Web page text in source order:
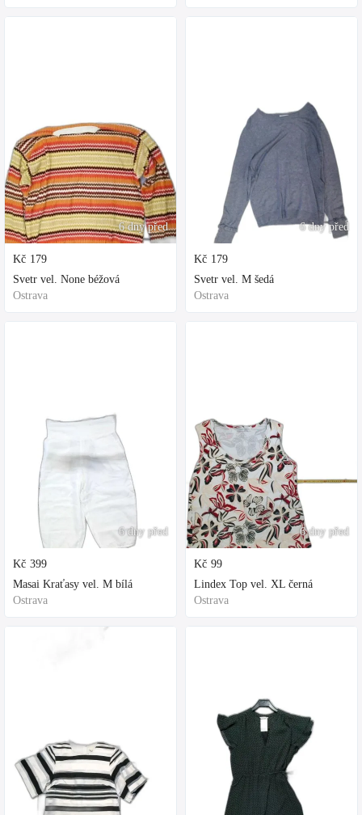
6 dny před
Kč 179
Svetr vel. None béžová
Ostrava
6 dny před
Kč 399
Masai Kraťasy vel. M bílá
Ostrava
6 dny před
Kč 179
Svetr vel. M šedá
Ostrava
6 dny před
Kč 99
Lindex Top vel. XL černá
Ostrava